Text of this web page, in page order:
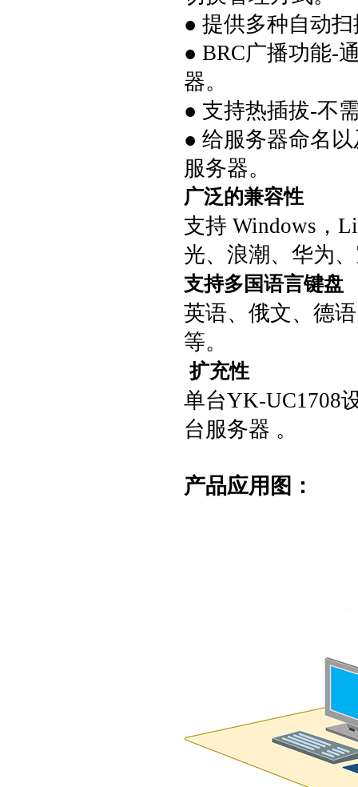
● 提供多种自动
● BRC广播功能-
器。
● 支持热插拔-不
● 给服务器命名
服务器。
广泛的兼容性
支持 Windows ，
光、浪潮、华为
支持多国语言键盘
英语、俄文、德
等。
扩充性
单台YK-UC1708
台服务器 。
产品应用图：